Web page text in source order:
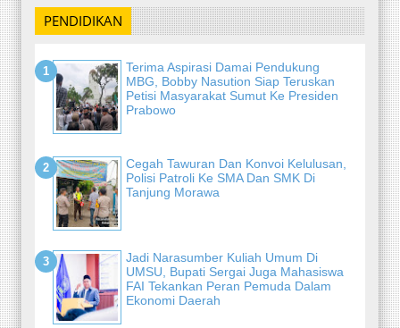
PENDIDIKAN
Terima Aspirasi Damai Pendukung
MBG, Bobby Nasution Siap Teruskan
Petisi Masyarakat Sumut Ke Presiden
Prabowo
Cegah Tawuran Dan Konvoi Kelulusan,
Polisi Patroli Ke SMA Dan SMK Di
Tanjung Morawa
Jadi Narasumber Kuliah Umum Di
UMSU, Bupati Sergai Juga Mahasiswa
FAI Tekankan Peran Pemuda Dalam
Ekonomi Daerah